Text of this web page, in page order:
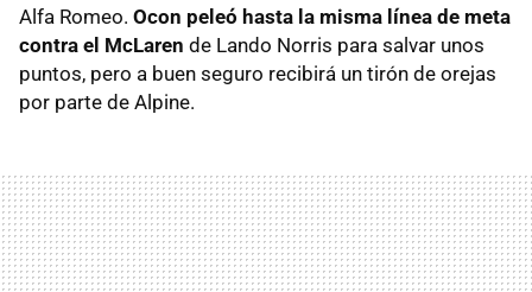
Alfa Romeo. Ocon peleó hasta la misma línea de meta
contra el McLaren de Lando Norris para salvar unos
puntos, pero a buen seguro recibirá un tirón de orejas
por parte de Alpine.